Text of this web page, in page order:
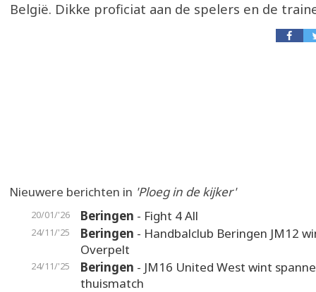
België. Dikke proficiat aan de spelers en de
Nieuwere berichten in 'Ploeg in de kijker'
20/01/'26 Beringen - Fight 4 All
24/11/'25 Beringen - Handbalclub Beringen JM12
Overpelt
24/11/'25 Beringen - JM16 United West wint
thuismatch